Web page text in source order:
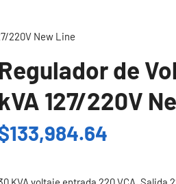
220V New Line
Regulador de
127/220V
133,984.64